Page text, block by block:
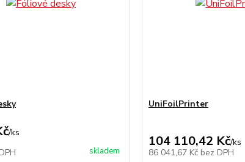
/ks
skladem
UniFoilPrinter
104 110,42 Kč/ks
86 041,67 Kč bez DPH